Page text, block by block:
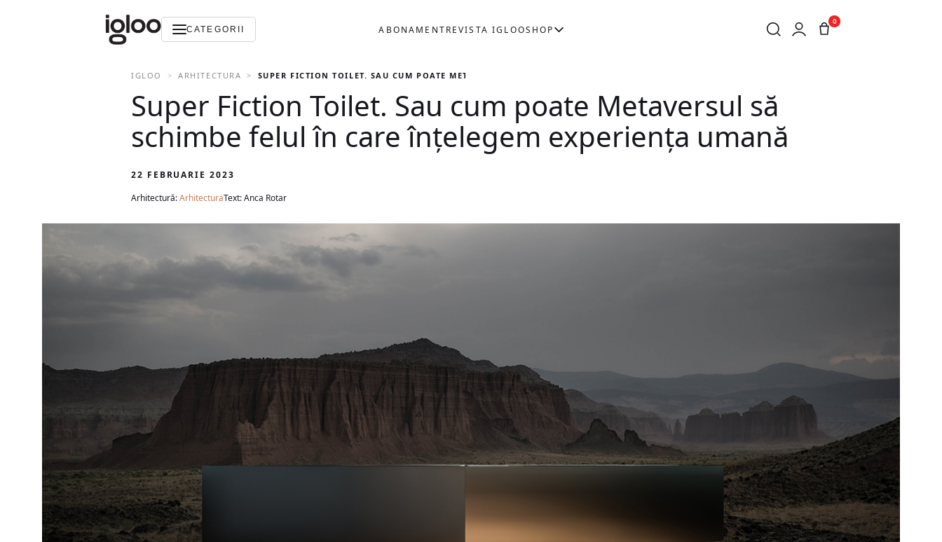
CATEGORII ABONAMENTREVISTA IGLOOSHOP
0
IGLOO ARHITECTURA SUPER FICTION TOILET. SAU CUM POATE METAVERSUL SĂ SCHIMBE FELUL ÎN CARE ÎNȚELEGEM EXPERIENȚA UMANĂ
Super Fiction Toilet. Sau cum poate Metaversul să
schimbe felul în care înțelegem experiența umană
22 FEBRUARIE 2023
Arhitectură:ArhitecturaText: Anca Rotar